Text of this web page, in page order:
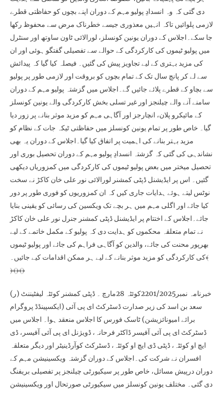
دی گئی کہ وہ انسدادِ پولیو مہم کے دوران اپنے بچوں کو حفاظتی قطرے
لازمی پلوائیں تاکہ انہیں معذوری جیسے خطرناک مرض سے محفوظ رکھا
جا سکے۔اجلاس کے دوران یونین کونسلز، لورالائی ٹاون ساوتھ اور سنٹرل
میں پولیو ٹیموں کی کارکردگی کے حوالے سے تفصیلی گفتگو ہوئی اور ان
کی مزید بہتری کے لیے تجاویز پیش کی گئیں۔ فیصلہ کیا گیا کہ پیدائش
سے لے کر پانچ سال تک کے تمام بچوں کو بروقت اور لازمی طور پر پولیو
سے بچاو کے قطرے پلائے جائیں گے۔اجلاس میں گزشتہ پولیو مہم کے دوران
سامنے آنے والے چیلنجز اور غیر تسلی بخش کارکردگی والے یونین کونسلز
کے مائیکرو پلان، انچارجز اور آگاہی مہم کو مزید موثر بنانے پر زور دیا
گیا۔ خاص طور پر تمام یونین کونسلز میں حفاظتی ٹیکہ جات کے نظام کو
مزید بہتر بنانے کی اہمیت پر اتفاق کیا گیا۔اجلاس کے دوران یہ بھی
نشاندہی کی گئی کہ گزشتہ انسدادِ پولیو مہم کے دوران تحصیل بوری اور
تحصیل میختر میں بعض پولیو ٹیموں کی کارکردگی میں کمزوریاں دیکھی
گئیں۔ اس پر ایڈیشنل ڈپٹی کمشنر لورالائی نور علی خان کاکڑ نے سخت
نوٹس لیتے ہوئے ہدایات جاری کیں کہ ان کمزوریوں کو فوری طور پر دور
کیا جائے اور اگلی مہم میں ہر بچے تک ویکسین کی رسائی کو یقینی بنایا
جائے۔اجلاس کے اختتام پر ایڈیشنل ڈپٹی کمشنر جنرل نور علی خان کاکڑ
نے تمام متعلقہ محکموں کو ہدایت دی کہ پولیو کے مکمل خاتمے کے لیے
بھرپور محنت کی جائے، والدین کو آگاہی فراہم کی جائے اور پولیو ٹیموں
کی کارکردگی کو مزید موثر بنانے کے لیے ہر ممکن اقدامات کیے جائیں۔﴾
﴿﴾﴿﴾﴿
خبرنامہ نمبر2201/2025کوئٹہ 28مارچ ۔ ڈپٹی کمشنر کوئٹہ لیفٹیننٹ (ر)
سعد بن اسد کی زیر صدارت ڈسٹرکٹ ای پی آئی (ایکسپینڈڈ پروگرام
برائے امیونائزیشن) ٹاسک فورس کا اجلاس منعقد ہوا۔ اجلاس میں
ڈسٹرکٹ ای پی آئی آفیسر ڈاکٹر فرحانہ، ڈویژنل ای پی آئی آفیسر، ڈی
ایچ او کوئٹہ، ڈپٹی ڈی ایچ او کوئٹہ، ڈسٹرکٹ کوآرڈینیٹر اور دیگر متعلقہ
افسران نے شرکت کی۔اجلاس کے دوران گزشتہ ویکسینیشن مہم کے
دوران درپیش مسائل، خاص طور پر سیکیورٹی چیلنجز پر تفصیلی بریفنگ
دی گئی۔ مختلف یونین کونسلز میں سیکیورٹی صورتحال اور ویکسینیشن